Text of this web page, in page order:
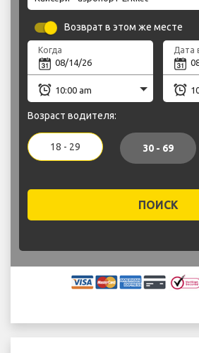
Возврат в этом же месте
Когда
Возраст водителя:
18 - 29 30 - 69
ПОИСК